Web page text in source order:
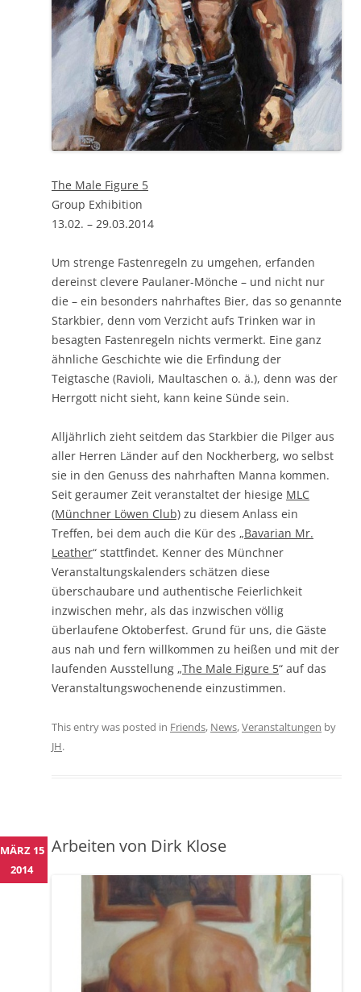
The Male Figure 5
Group Exhibition
13.02. – 29.03.2014
Um strenge Fastenregeln zu umgehen, erfanden
dereinst clevere Paulaner-Mönche – und nicht nur
die – ein besonders nahrhaftes Bier, das so genannte
Starkbier, denn vom Verzicht aufs Trinken war in
besagten Fastenregeln nichts vermerkt. Eine ganz
ähnliche Geschichte wie die Erfindung der
Teigtasche (Ravioli, Maultaschen o. ä.), denn was der
Herrgott nicht sieht, kann keine Sünde sein.
Alljährlich zieht seitdem das Starkbier die Pilger aus
aller Herren Länder auf den Nockherberg, wo selbst
sie in den Genuss des nahrhaften Manna kommen.
Seit geraumer Zeit veranstaltet der hiesige MLC
(Münchner Löwen Club) zu diesem Anlass ein
Treffen, bei dem auch die Kür des „Bavarian Mr.
Leather“ stattfindet. Kenner des Münchner
Veranstaltungskalenders schätzen diese
überschaubare und authentische Feierlichkeit
inzwischen mehr, als das inzwischen völlig
überlaufene Oktoberfest. Grund für uns, die Gäste
aus nah und fern willkommen zu heißen und mit der
laufenden Ausstellung „The Male Figure 5“ auf das
Veranstaltungswochenende einzustimmen.
This entry was posted in Friends, News,Veranstaltungen by
JH.
Arbeiten von Dirk Klose
MÄRZ 15
2014